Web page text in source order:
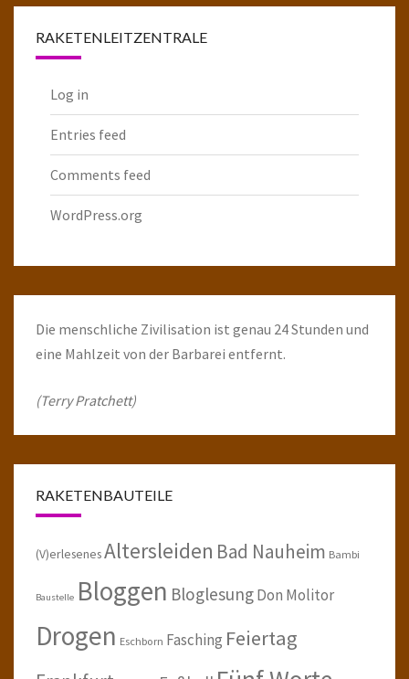
RAKETENLEITZENTRALE
Log in
Entries feed
Comments feed
WordPress.org
Die menschliche Zivilisation ist genau 24 Stunden und
eine Mahlzeit von der Barbarei entfernt.
(Terry Pratchett)
RAKETENBAUTEILE
(V)erlesenesAltersleiden Bad Nauheim Bambi
Baustelle Bloggen BloglesungDon Molitor
Drogen Eschborn Fasching Feiertag